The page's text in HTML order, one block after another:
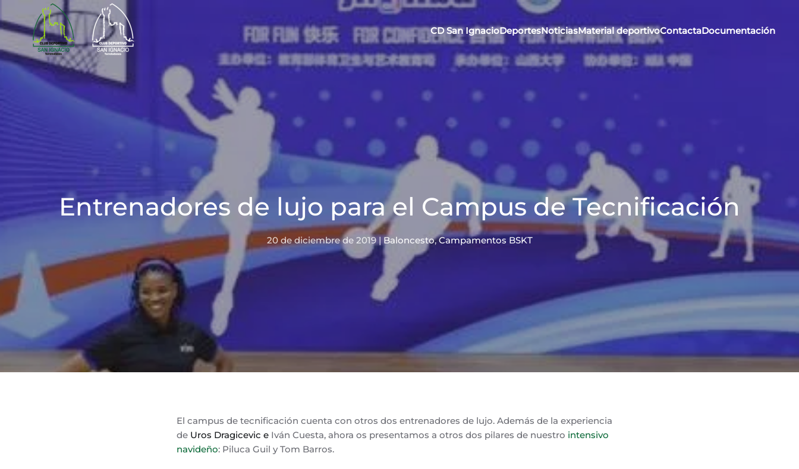
Skip to main content CD San IgnacioDeportesNoticiasMaterial deportivoContactaDocumentación
Entrenadores de lujo para el Campus de Tecnificación
20 de diciembre de 2019| Baloncesto,Campamentos BSKT
El campus de tecnificación cuenta con otros dos entrenadores de lujo. Además de la experiencia
de Uros Dragicevic e Iván Cuesta, ahora os presentamos a otros dos pilares de nuestro intensivo
navideño: Piluca Guil y Tom Barros.